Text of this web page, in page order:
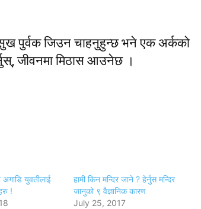
पुर्वक जिउन चाहनुहुन्छ भने एक अर्कको
जीवनमा मिठास आउनेछ ।
अगाडि युवतीलाई
!
हामी किन मन्दिर जाने ? हेर्नुस मन्दिर
जानुको ९ वैज्ञानिक कारण
July 25, 2017